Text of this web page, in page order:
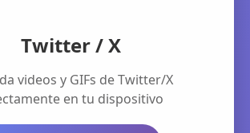
Twitter / X
videos y GIFs de Twitter/X
en tu dispositivo